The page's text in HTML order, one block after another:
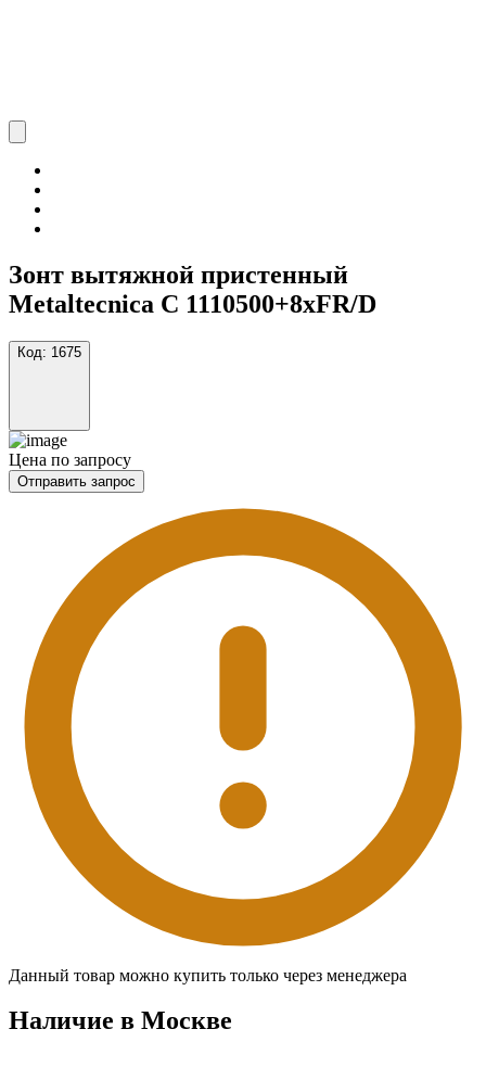
Зонт вытяжной пристенный
Metaltecnica C 1110500+8xFR/D
Код: 1675
Цена по запросу
Отправить запрос
Данный товар можно купить только через менеджера
Наличие в Москвe